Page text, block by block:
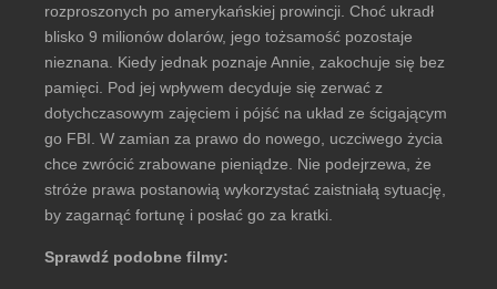
rozproszonych po amerykańskiej prowincji. Choć ukradł
blisko 9 milionów dolarów, jego tożsamość pozostaje
nieznana. Kiedy jednak poznaje Annie, zakochuje się bez
pamięci. Pod jej wpływem decyduje się zerwać z
dotychczasowym zajęciem i pójść na układ ze ścigającym
go FBI. W zamian za prawo do nowego, uczciwego życia
chce zwrócić zrabowane pieniądze. Nie podejrzewa, że
stróże prawa postanowią wykorzystać zaistniałą sytuację,
by zagarnąć fortunę i posłać go za kratki.
Sprawdź podobne filmy: